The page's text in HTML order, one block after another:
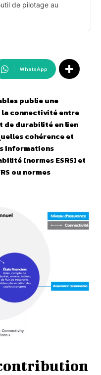
de pilotage au
WhatsApp
publie une
connectivité entre
de durabilité en lien
cohérence et
informations
(normes ESRS) et
ou normes